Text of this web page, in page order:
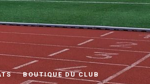
BOUTIQUE DU CLUB